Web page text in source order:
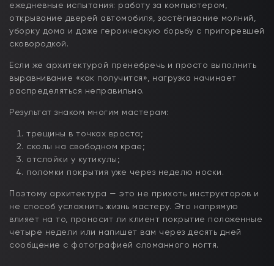
ежедневные испытания: работу за компьютером,
открывание дверей автомобиля, застёгивание молний,
уборку дома и даже героическую борьбу с пригоревшей
сковородкой.
Если же архитектурой пренебречь и просто выполнить
выравнивание «как получится», нагрузка начинает
распределяться неправильно.
Результат знаком многим мастерам:
трещины в точках вроста;
сколы на свободном крае;
отслойки у кутикулы;
поломки покрытия уже через неделю носки.
Поэтому архитектура — это не прихоть инструкторов и
не способ усложнить жизнь мастеру. Это напрямую
влияет на то, проносит ли клиент покрытие положенные
четыре недели или напишет вам через десять дней
сообщение с фотографией сломанного ногтя.